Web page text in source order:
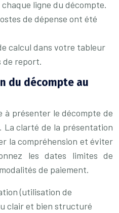
ligne du décompte.
de dépense ont été
calcul dans votre tableur
de report.
du décompte au
à présenter le décompte de
La clarté de la présentation
la compréhension et éviter
les dates limites de
de paiement.
(utilisation de
clair et bien structuré